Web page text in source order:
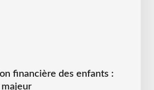
financière des enfants :